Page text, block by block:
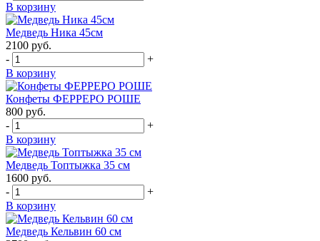
В корзину
Медведь Ника 45см
2100 руб.
-
+
В корзину
Конфеты ФЕРРЕРО РОШЕ
800 руб.
-
+
В корзину
Медведь Топтыжка 35 см
1600 руб.
-
+
В корзину
Медведь Кельвин 60 см